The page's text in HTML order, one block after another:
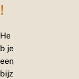
!
He
b je
een
bijz